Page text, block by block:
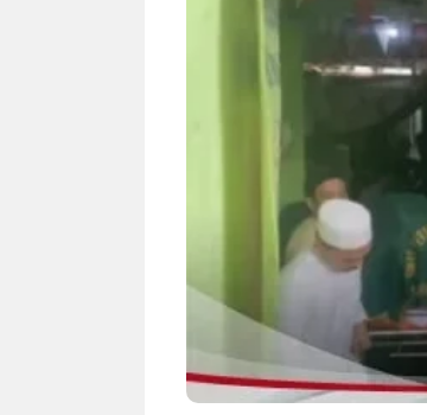
NEWS TNG– Bandung –
2026, restoran all you can eat
Sambut 2026, Kakkoii
Bandung Hadirkan Pesta All
You Can Eat Mulai Rp